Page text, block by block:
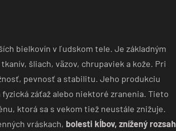
bielkovín v ľudskom tele. Je základným
šliach, väzov, chrupaviek a kože. Pri
pevnosť a stabilitu. Jeho produkciu
záťaž alebo niektoré zranenia. Tieto
ktorá sa s vekom tiež neustále znižuje.
vráskach, bolesti kĺbov, znížený rozsah